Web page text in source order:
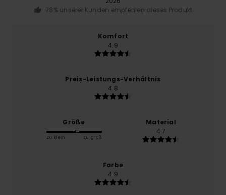
78% unserer Kunden empfehlen dieses Produkt
Komfort
4.9
Preis-Leistungs-Verhältnis
4.8
Größe
Zu klein Zu groß
Material
4.7
Farbe
4.9